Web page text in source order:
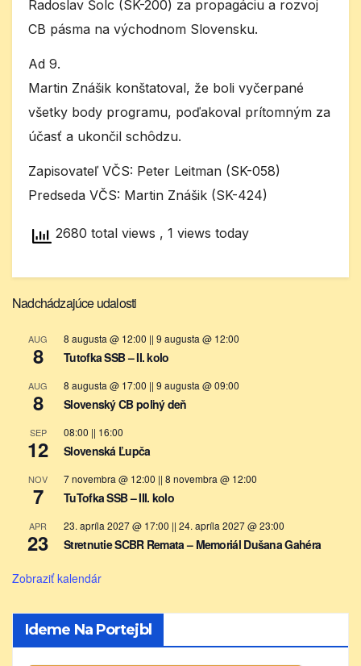
Radoslav Šolc (SK-200) za propagáciu a rozvoj
CB pásma na východnom Slovensku.
Ad 9.
Martin Znášik konštatoval, že boli vyčerpané
všetky body programu, poďakoval prítomným za
účasť a ukončil schôdzu.
Zapisovateľ VČS: Peter Leitman (SK-058)
Predseda VČS: Martin Znášik (SK-424)
2680 total views , 1 views today
Nadchádzajúce udalosti
AUG
8
8 augusta @ 12:00 || 9 augusta @ 12:00
Tutofka SSB – II. kolo
AUG
8
8 augusta @ 17:00 || 9 augusta @ 09:00
Slovenský CB poľný deň
SEP
12
08:00 || 16:00
Slovenská Ľupča
NOV
7
7 novembra @ 12:00 || 8 novembra @ 12:00
TuTofka SSB – III. kolo
APR
23
23. apríla 2027 @ 17:00 || 24. apríla 2027 @ 23:00
Stretnutie SCBR Remata – Memoriál Dušana Gahéra
Zobraziť kalendár
Ideme Na Portejbl